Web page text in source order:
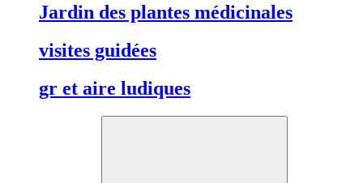
Jardin des plantes médicinales
visites guidées
gr et aire ludiques